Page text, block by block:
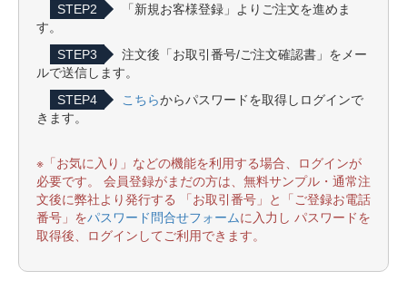
STEP2
「新規お客様登録」よりご注文を進めま
す。
STEP3
注文後「お取引番号/ご注文確認書」をメー
ルで送信します。
STEP4
こちらからパスワードを取得しログインで
きます。
※「お気に入り」などの機能を利用する場合、ログインが
必要です。 会員登録がまだの方は、無料サンプル・通常注
文後に弊社より発行する 「お取引番号」と「ご登録お電話
番号」をパスワード問合せフォームに入力し パスワードを
取得後、ログインしてご利用できます。